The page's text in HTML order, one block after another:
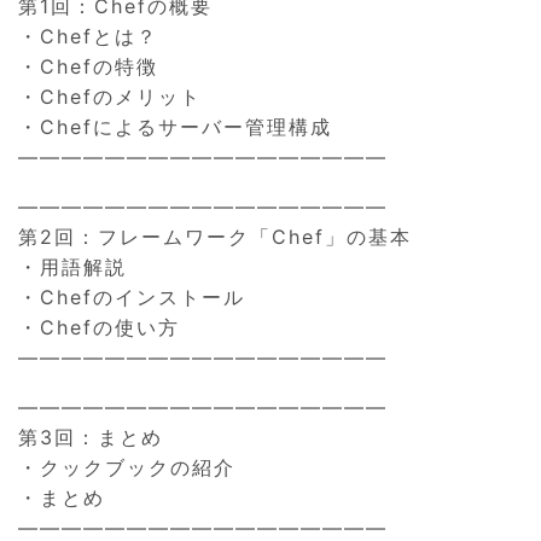
第1回：Chefの概要
・Chefとは？
・Chefの特徴
・Chefのメリット
・Chefによるサーバー管理構成
—————————————————
—————————————————
第2回：フレームワーク「Chef」の基本
・用語解説
・Chefのインストール
・Chefの使い方
—————————————————
—————————————————
第3回：まとめ
・クックブックの紹介
・まとめ
—————————————————